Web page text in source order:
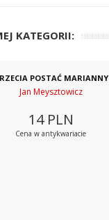
KATEGORII:
POSTAĆ MARIANNY
Jan Meysztowicz
14 PLN
Cena w antykwariacie